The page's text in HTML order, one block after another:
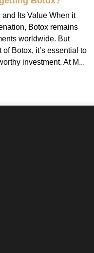
and Its Value When it
Botox remains
worldwide. But
Botox, it’s essential to
investment. At M...